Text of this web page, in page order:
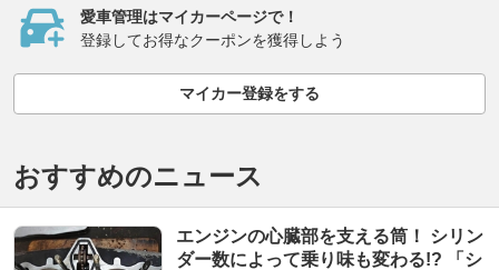
愛車管理はマイカーページで！
登録してお得なクーポンを獲得しよう
マイカー登録をする
おすすめのニュース
エンジンの心臓部を支える筒！ シリン
ダー数によって乗り味も変わる!? 「シ